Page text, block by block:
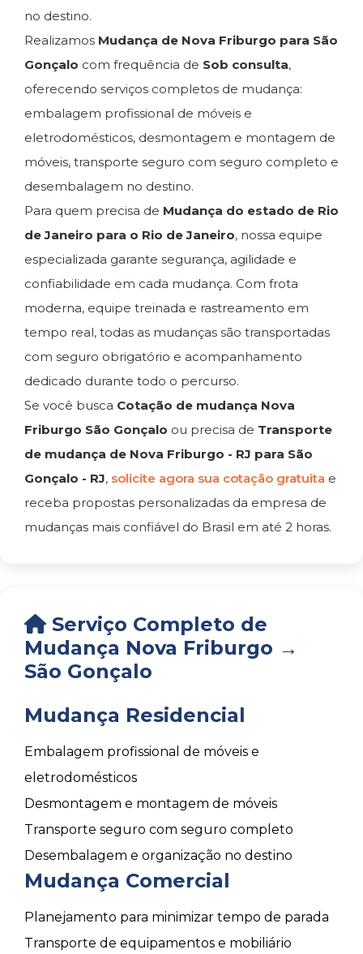
no destino.
Realizamos Mudança de Nova Friburgo para São
Gonçalo com frequência de Sob consulta,
oferecendo serviços completos de mudança:
embalagem profissional de móveis e
eletrodomésticos, desmontagem e montagem de
móveis, transporte seguro com seguro completo e
desembalagem no destino.
Para quem precisa de Mudança do estado de Rio
de Janeiro para o Rio de Janeiro, nossa equipe
especializada garante segurança, agilidade e
confiabilidade em cada mudança. Com frota
moderna, equipe treinada e rastreamento em
tempo real, todas as mudanças são transportadas
com seguro obrigatório e acompanhamento
dedicado durante todo o percurso.
Se você busca Cotação de mudança Nova
Friburgo São Gonçalo ou precisa de Transporte
de mudança de Nova Friburgo - RJ para São
Gonçalo - RJ, solicite agora sua cotação gratuita e
receba propostas personalizadas da empresa de
mudanças mais confiável do Brasil em até 2 horas.
Serviço Completo de
Mudança Nova Friburgo →
São Gonçalo
Mudança Residencial
Embalagem profissional de móveis e
eletrodomésticos
Desmontagem e montagem de móveis
Transporte seguro com seguro completo
Desembalagem e organização no destino
Mudança Comercial
Planejamento para minimizar tempo de parada
Transporte de equipamentos e mobiliário